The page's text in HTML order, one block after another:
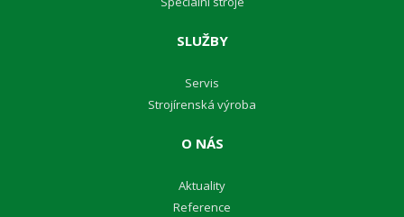
SLUŽBY
Servis
Strojírenská výroba
O NÁS
Aktuality
Reference